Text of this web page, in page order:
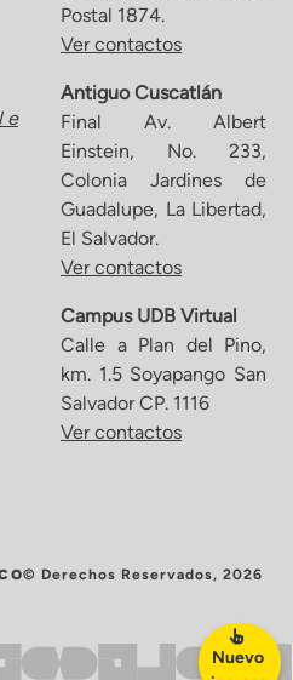
Nuevo
e
Postal 1874.
Ver contactos
Antiguo Cuscatlán
Final Av. Albert
Einstein, No. 233,
Colonia Jardines de
Guadalupe, La Libertad,
El Salvador.
Ver contactos
Campus UDB Virtual
Calle a Plan del Pino,
km. 1.5 Soyapango San
Salvador CP. 1116
Ver contactos
© Derechos Reservados, 2026